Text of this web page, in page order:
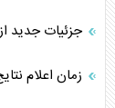
جزئیات جدید
زمان اعلام